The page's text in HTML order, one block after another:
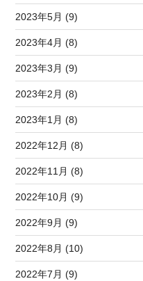
2023年5月 (9)
2023年4月 (8)
2023年3月 (9)
2023年2月 (8)
2023年1月 (8)
2022年12月 (8)
2022年11月 (8)
2022年10月 (9)
2022年9月 (9)
2022年8月 (10)
2022年7月 (9)